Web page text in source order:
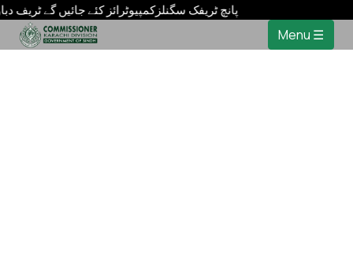
گے پانچ ٹریفک سگنلزکمپیوٹرائز کئے جائیں گے ٹریف
Menu ☰